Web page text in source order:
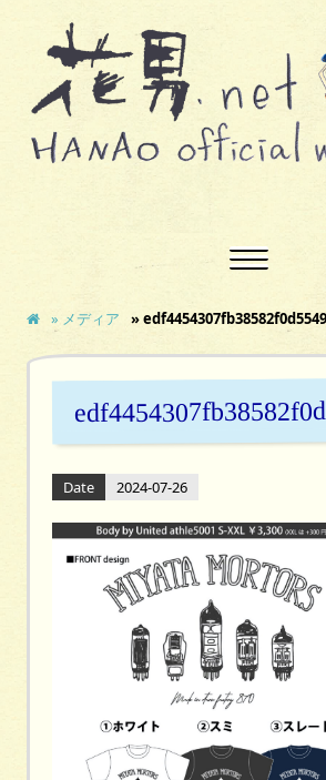
» メディア »
Date 2024-07-26